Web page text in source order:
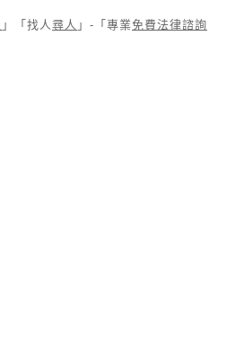
」「找人 尋人 」-「專業免費法律諮詢